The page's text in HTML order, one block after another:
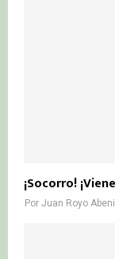
¡Socorro!
Por Juan Royo